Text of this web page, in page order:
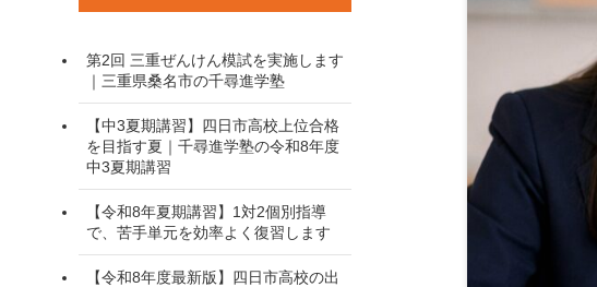
第2回 三重ぜんけん模試を実施します
｜三重県桑名市の千尋進学塾
【中3夏期講習】四日市高校上位合格
を目指す夏｜千尋進学塾の令和8年度
中3夏期講習
【令和8年夏期講習】1対2個別指導
で、苦手単元を効率よく復習します
【令和8年度最新版】四日市高校の出